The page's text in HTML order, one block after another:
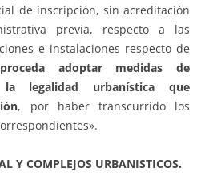
de inscripción, sin acreditación
previa, respecto a las
e instalaciones respecto de
adoptar medidas de
la legalidad urbanística que
, por haber transcurrido los
Y COMPLEJOS URBANISTICOS.